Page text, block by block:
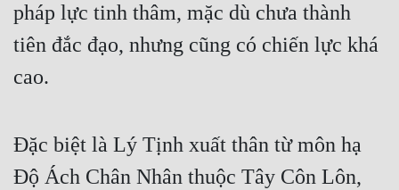
pháp lực tinh thâm, mặc dù chưa thành
tiên đắc đạo, nhưng cũng có chiến lực khá
cao.
Đặc biệt là Lý Tịnh xuất thân từ môn hạ
Độ Ách Chân Nhân thuộc Tây Côn Lôn,